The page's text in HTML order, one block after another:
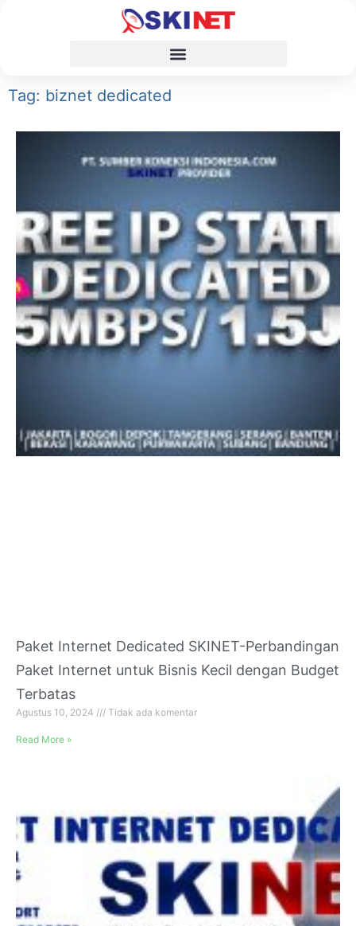
Tag: biznet dedicated
Paket Internet Dedicated SKINET-Perbandingan
Paket Internet untuk Bisnis Kecil dengan Budget
Terbatas
Agustus 10, 2024 Tidak ada komentar
Read More »